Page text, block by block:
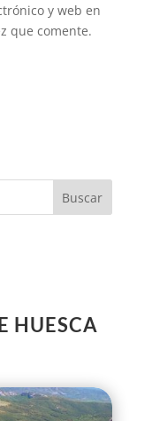
y web en
que comente.
HUESCA